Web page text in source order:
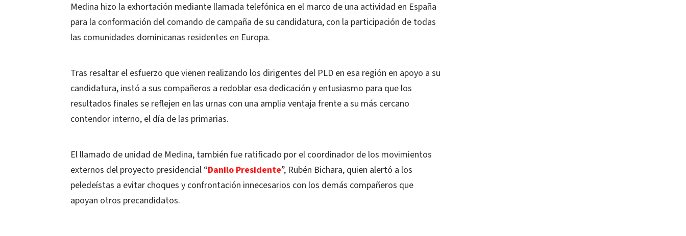
Medina hizo la exhortación mediante llamada telefónica en el marco de una actividad en España
para la conformación del comando de campaña de su candidatura, con la participación de todas
las comunidades dominicanas residentes en Europa.
Tras resaltar el esfuerzo que vienen realizando los dirigentes del PLD en esa región en apoyo a su
candidatura, instó a sus compañeros a redoblar esa dedicación y entusiasmo para que los
resultados finales se reflejen en las urnas con una amplia ventaja frente a su más cercano
contendor interno, el día de las primarias.
El llamado de unidad de Medina, también fue ratificado por el coordinador de los movimientos
externos del proyecto presidencial “Danilo Presidente”, Rubén Bichara, quien alertó a los
peledeístas a evitar choques y confrontación innecesarios con los demás compañeros que
apoyan otros precandidatos.